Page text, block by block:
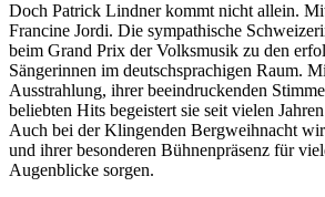
Doch Patrick Lindner kommt nicht allein.
Francine Jordi. Die sympathische
beim Grand Prix der Volksmusik zu den
Sängerinnen im deutschsprachigen Raum.
Ausstrahlung, ihrer beeindruckenden
beliebten Hits begeistert sie seit vielen
Auch bei der Klingenden Bergweihnacht
und ihrer besonderen Bühnenpräsenz für
Augenblicke sorgen.